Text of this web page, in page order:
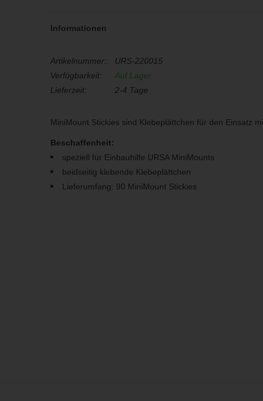
Informationen
Artikelnummer::
URS-220015
Verfügbarkeit:
Auf Lager
Lieferzeit:
2-4 Tage
MiniMount Stickies sind Klebeplättchen für den Einsatz
Beschaffenheit:
speziell für Einbauhilfe URSA MiniMounts
beidseitig klebende Klebeplättchen
Lieferumfang: 90 MiniMount Stickies